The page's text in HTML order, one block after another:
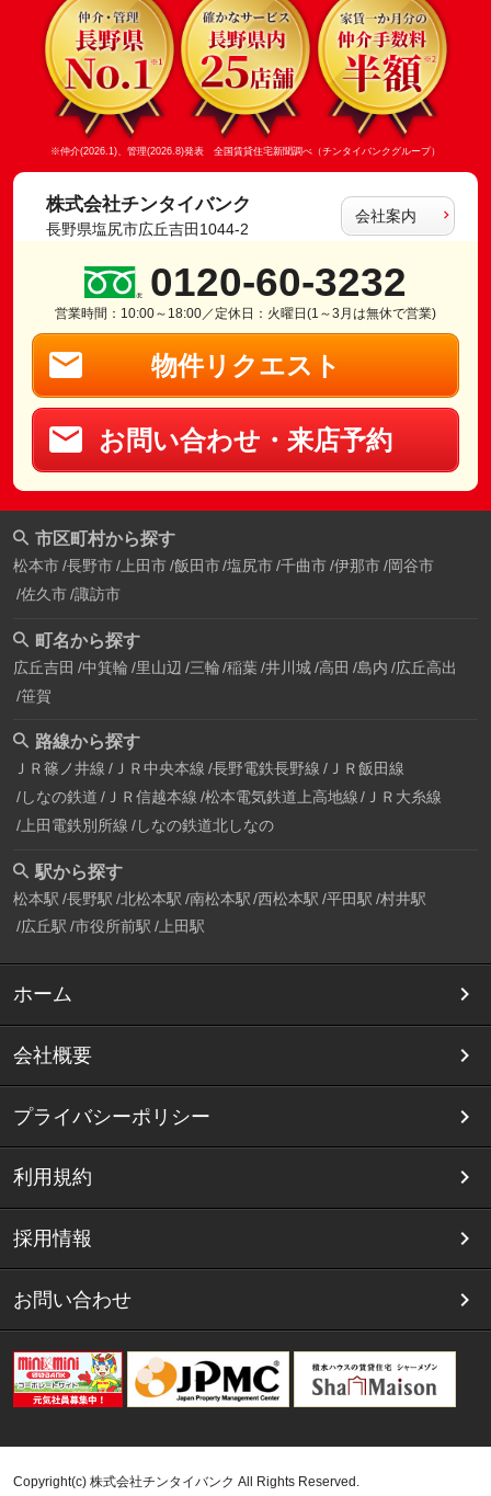
※仲介(2026.1)、管理(2026.8)発表 全国賃貸住宅新聞調べ（チンタイバンクグループ）
株式会社チンタイバンク
長野県塩尻市広丘吉田1044-2
会社案内
0120-60-3232
営業時間：10:00～18:00／定休日：火曜日(1～3月は無休で営業)
物件リクエスト
お問い合わせ・来店予約
市区町村から探す
松本市 長野市 上田市 飯田市 塩尻市 千曲市 伊那市 岡谷市
佐久市 諏訪市
町名から探す
広丘吉田 中箕輪 里山辺 三輪 稲葉 井川城 高田 島内 広丘高出
笹賀
路線から探す
ＪＲ篠ノ井線 ＪＲ中央本線 長野電鉄長野線 ＪＲ飯田線
しなの鉄道 ＪＲ信越本線 松本電気鉄道上高地線
ＪＲ大糸線
上田電鉄別所線 しなの鉄道北しなの
駅から探す
松本駅 長野駅 北松本駅 南松本駅 西松本駅 平田駅 村井駅
広丘駅 市役所前駅 上田駅
ホーム
会社概要
プライバシーポリシー
利用規約
採用情報
お問い合わせ
Copyright(c) 株式会社チンタイバンク All Rights Reserved.